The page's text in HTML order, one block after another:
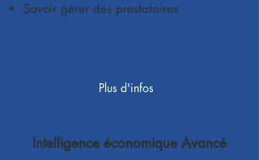
Savoir gérer des prestataires
Plus d'infos
Intelligence économique Avancé